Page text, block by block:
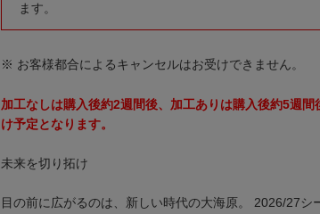
ます。
※ お客様都合によるキャンセルはお受けできません。
加工なしは購入後約2週間後、加工ありは購入後約5週間
け予定となります。
未来を切り拓け
目の前に広がるのは、新しい時代の大海原。 2026/27シ